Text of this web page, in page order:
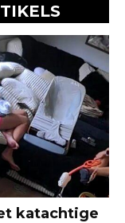
katachtige